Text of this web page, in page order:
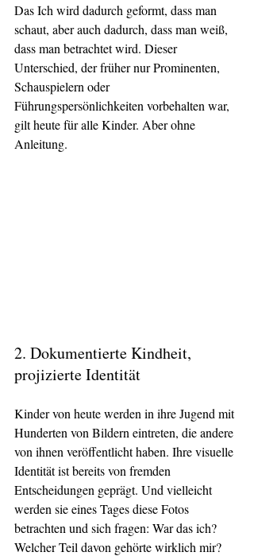
Das Ich wird dadurch geformt, dass man
schaut, aber auch dadurch, dass man weiß,
dass man betrachtet wird. Dieser
Unterschied, der früher nur Prominenten,
Schauspielern oder
Führungspersönlichkeiten vorbehalten war,
gilt heute für alle Kinder. Aber ohne
Anleitung.
2. Dokumentierte Kindheit,
projizierte Identität
Kinder von heute werden in ihre Jugend mit
Hunderten von Bildern eintreten, die andere
von ihnen veröffentlicht haben. Ihre visuelle
Identität ist bereits von fremden
Entscheidungen geprägt. Und vielleicht
werden sie eines Tages diese Fotos
betrachten und sich fragen: War das ich?
Welcher Teil davon gehörte wirklich mir?